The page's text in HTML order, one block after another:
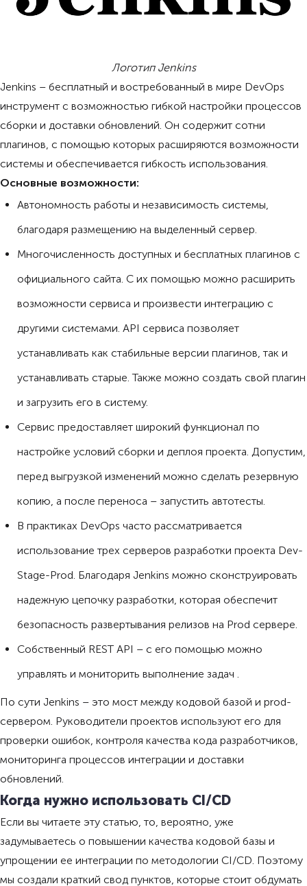
Логотип Jenkins
Jenkins – бесплатный и востребованный в мире DevOps
инструмент с возможностью гибкой настройки процессов
сборки и доставки обновлений. Он содержит сотни
плагинов, с помощью которых расширяются возможности
системы и обеспечивается гибкость использования.
Основные возможности:
Автономность работы и независимость системы,
благодаря размещению на выделенный сервер.
Многочисленность доступных и бесплатных плагинов с
официального сайта. С их помощью можно расширить
возможности сервиса и произвести интеграцию с
другими системами. API сервиса позволяет
устанавливать как стабильные версии плагинов, так и
устанавливать старые. Также можно создать свой плагин
и загрузить его в систему.
Сервис предоставляет широкий функционал по
настройке условий сборки и деплоя проекта. Допустим,
перед выгрузкой изменений можно сделать резервную
копию, а после переноса – запустить автотесты.
В практиках DevOps часто рассматривается
использование трех серверов разработки проекта Dev-
Stage-Prod. Благодаря Jenkins можно сконструировать
надежную цепочку разработки, которая обеспечит
безопасность развертывания релизов на Prod сервере.
Собственный REST API – с его помощью можно
управлять и мониторить выполнение задач .
По сути Jenkins – это мост между кодовой базой и prod-
сервером. Руководители проектов используют его для
проверки ошибок, контроля качества кода разработчиков,
мониторинга процессов интеграции и доставки
обновлений.
Когда нужно использовать CI/CD
Если вы читаете эту статью, то, вероятно, уже
задумываетесь о повышении качества кодовой базы и
упрощении ее интеграции по методологии CI/CD. Поэтому
мы создали краткий свод пунктов, которые стоит обдумать